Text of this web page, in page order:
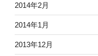
2014年2月
2014年1月
2013年12月